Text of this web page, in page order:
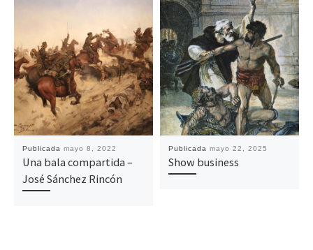
Publicada mayo 8, 2022
Una bala compartida –
José Sánchez Rincón
Publicada mayo 22, 2025
Show business